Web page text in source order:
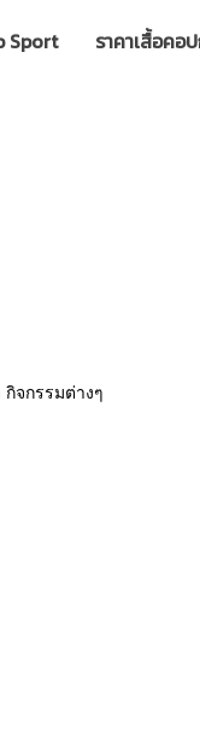
Sport ราคาเสื้อค
กิจกรรมต่างๆ